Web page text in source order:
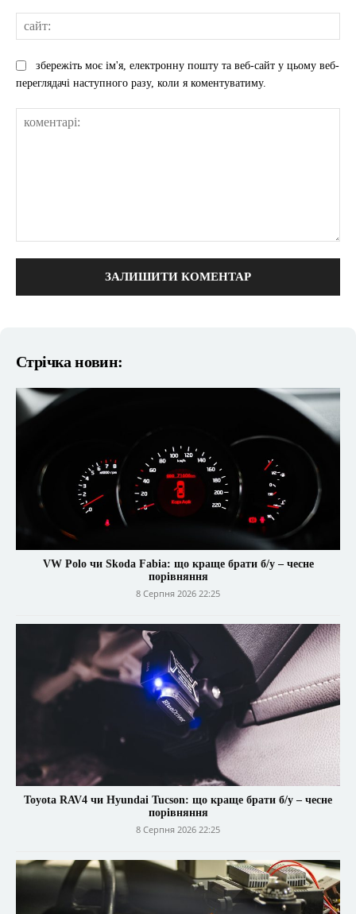
збережіть моє ім'я, електронну пошту та веб-сайт у цьому веб-
переглядачі наступного разу, коли я коментуватиму.
Стрічка новин:
VW Polo чи Skoda Fabia: що краще брати б/у – чесне
порівняння
8 Серпня 2026 22:25
Toyota RAV4 чи Hyundai Tucson: що краще брати б/у – чесне
порівняння
8 Серпня 2026 22:25